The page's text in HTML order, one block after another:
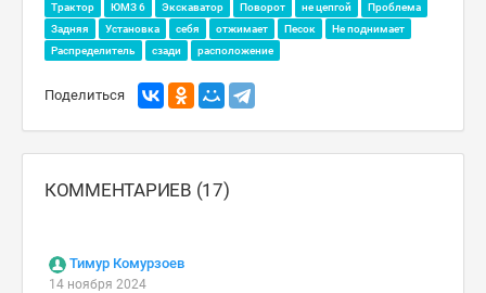
Трактор ЮМЗ 6 Экскаватор Поворот не цепгой
Проблема
Задняя
Установка себя отжимает Песок
Не поднимает
Распределитель
сзади расположение
Поделиться
КОММЕНТАРИЕВ (17)
Тимур Комурзоев
14 ноября 2024